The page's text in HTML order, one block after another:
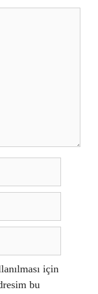
için
bu